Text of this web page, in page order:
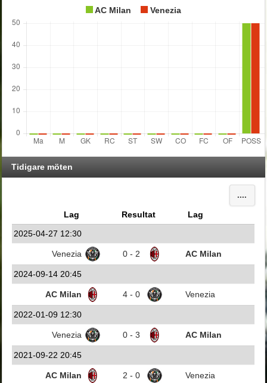
AC Milan Venezia
Tidigare möten
....
Lag Resultat
Lag
2025-04-27 12:30
Venezia 0 - 2 AC Milan
2024-09-14 20:45
AC Milan 4 - 0 Venezia
2022-01-09 12:30
Venezia 0 - 3 AC Milan
2021-09-22 20:45
AC Milan 2 - 0 Venezia